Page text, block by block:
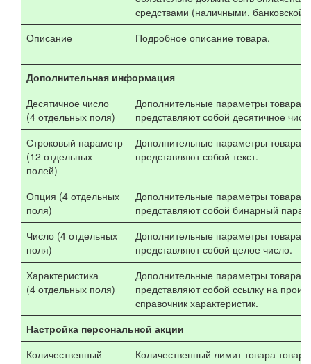
средствами (наличными, банковской
Описание
Подробное описание товара.
Дополнительная информация
Десятичное число
(4 отдельных поля)
Дополнительные параметры товара,
представляют собой десятичное
Строковый параметр
(12 отдельных
полей)
Дополнительные параметры товара,
представляют собой текст.
Опция (4 отдельных
поля)
Дополнительные параметры товара,
представляют собой бинарный
Число (4 отдельных
поля)
Дополнительные параметры товара,
представляют собой целое число.
Характеристика
(4 отдельных поля)
Дополнительные параметры товара,
представляют собой ссылку на
справочник характеристик.
Настройка персональной акции
Количественный
Количественный лимит товара товара